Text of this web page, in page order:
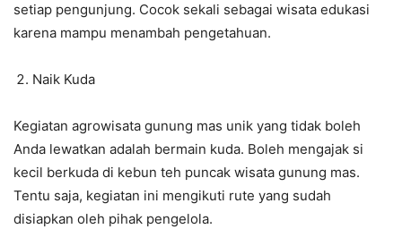
setiap pengunjung. Cocok sekali sebagai wisata edukasi
karena mampu menambah pengetahuan.
Naik Kuda
Kegiatan agrowisata gunung mas unik yang tidak boleh
Anda lewatkan adalah bermain kuda. Boleh mengajak si
kecil berkuda di kebun teh puncak wisata gunung mas.
Tentu saja, kegiatan ini mengikuti rute yang sudah
disiapkan oleh pihak pengelola.